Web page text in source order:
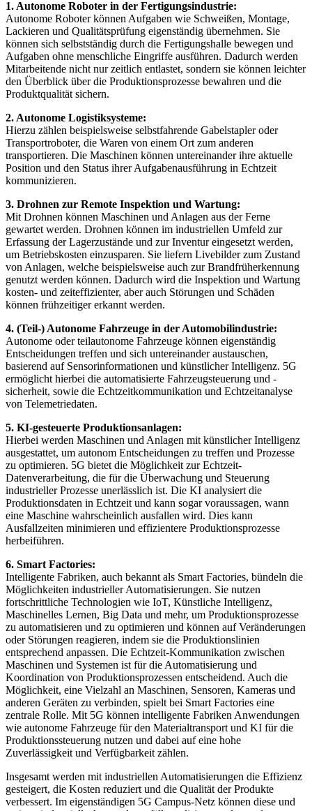
1. Autonome Roboter in der Fertigungsindustrie:
Autonome Roboter können Aufgaben wie Schweißen, Montage,
Lackieren und Qualitätsprüfung eigenständig übernehmen. Sie
können sich selbstständig durch die Fertigungshalle bewegen und
Aufgaben ohne menschliche Eingriffe ausführen. Dadurch werden
Mitarbeitende nicht nur zeitlich entlastet, sondern sie können leichter
den Überblick über die Produktionsprozesse bewahren und die
Produktqualität sichern.
2. Autonome Logistiksysteme:
Hierzu zählen beispielsweise selbstfahrende Gabelstapler oder
Transportroboter, die Waren von einem Ort zum anderen
transportieren. Die Maschinen können untereinander ihre aktuelle
Position und den Status ihrer Aufgabenausführung in Echtzeit
kommunizieren.
3. Drohnen zur Remote Inspektion und Wartung:
Mit Drohnen können Maschinen und Anlagen aus der Ferne
gewartet werden. Drohnen können im industriellen Umfeld zur
Erfassung der Lagerzustände und zur Inventur eingesetzt werden,
um Betriebskosten einzusparen. Sie liefern Livebilder zum Zustand
von Anlagen, welche beispielsweise auch zur Brandfrüherkennung
genutzt werden können. Dadurch wird die Inspektion und Wartung
kosten- und zeiteffizienter, aber auch Störungen und Schäden
können frühzeitiger erkannt werden.
4. (Teil-) Autonome Fahrzeuge in der Automobilindustrie:
Autonome oder teilautonome Fahrzeuge können eigenständig
Entscheidungen treffen und sich untereinander austauschen,
basierend auf Sensorinformationen und künstlicher Intelligenz. 5G
ermöglicht hierbei die automatisierte Fahrzeug­steuerung und -
sicherheit, sowie die Echtzeitkommunikation und Echtzeitanalyse
von Telemetriedaten.
5. KI-gesteuerte Produktionsanlagen:
Hierbei werden Maschinen und Anlagen mit künstlicher Intelligenz
ausgestattet, um autonom Entscheidungen zu treffen und Prozesse
zu optimieren. 5G bietet die Möglichkeit zur Echtzeit-
Datenverarbeitung, die für die Überwachung und Steuerung
industrieller Prozesse unerlässlich ist. Die KI analysiert die
Produktionsdaten in Echtzeit und kann sogar voraussagen, wann
eine Maschine wahrscheinlich ausfallen wird. Dies kann
Ausfallzeiten minimieren und effizientere Produktionsprozesse
herbeiführen.
6. Smart Factories:
Intelligente Fabriken, auch bekannt als Smart Factories, bündeln die
Möglichkeiten industrieller Automatisierungen. Sie nutzen
fortschrittliche Technologien wie IoT, Künstliche Intelligenz,
Maschinelles Lernen, Big Data und mehr, um Produktionsprozesse
zu automatisieren und zu optimieren und können auf Veränderungen
oder Störungen reagieren, indem sie die Produktionslinien
entsprechend anpassen. Die Echtzeit-Kommunikation zwischen
Maschinen und Systemen ist für die Automatisierung und
Koordination von Produktionsprozessen entscheidend. Auch die
Möglichkeit, eine Vielzahl an Maschinen, Sensoren, Kameras und
anderen Geräten zu verbinden, spielt bei Smart Factories eine
zentrale Rolle. Mit 5G können intelligente Fabriken Anwendungen
wie autonome Fahrzeuge für den Materialtransport und KI für die
Produktionssteuerung nutzen und dabei auf eine hohe
Zuverlässigkeit und Verfügbarkeit zählen.
Insgesamt werden mit industriellen Automatisierungen die Effizienz
gesteigert, die Kosten reduziert und die Qualität der Produkte
verbessert. Im eigenständigen 5G Campus-Netz können diese und